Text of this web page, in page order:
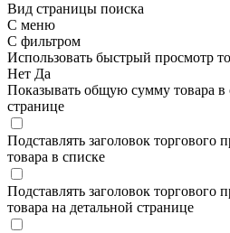
Вид страницы поиска
С меню
С фильтром
Использовать быстрый просмотр
Нет Да
Показывать общую сумму товара в
странице
Подставлять заголовок торгового
товара в списке
Подставлять заголовок торгового
товара на детальной странице